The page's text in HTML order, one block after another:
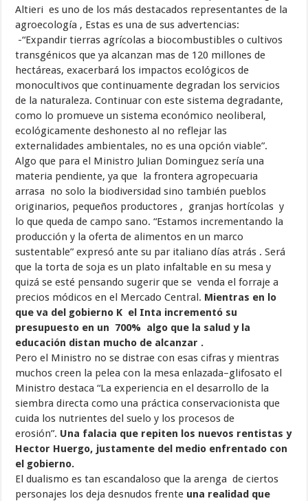
Altieri es uno de los más destacados representantes de la
agroecología , Estas es una de sus advertencias:
-“Expandir tierras agrícolas a biocombustibles o cultivos
transgénicos que ya alcanzan mas de 120 millones de
hectáreas, exacerbará los impactos ecológicos de
monocultivos que continuamente degradan los servicios
de la naturaleza. Continuar con este sistema degradante,
como lo promueve un sistema económico neoliberal,
ecológicamente deshonesto al no reflejar las
externalidades ambientales, no es una opción viable”.
Algo que para el Ministro Julian Dominguez sería una
materia pendiente, ya que la frontera agropecuaria
arrasa no solo la biodiversidad sino también pueblos
originarios, pequeños productores , granjas hortícolas y
lo que queda de campo sano. “Estamos incrementando la
producción y la oferta de alimentos en un marco
sustentable” expresó ante su par italiano días atrás . Será
que la torta de soja es un plato infaltable en su mesa y
quizá se esté pensando sugerir que se venda el forraje a
precios módicos en el Mercado Central. Mientras en lo
que va del gobierno K el Inta incrementó su
presupuesto en un 700% algo que la salud y la
educación distan mucho de alcanzar .
Pero el Ministro no se distrae con esas cifras y mientras
muchos creen la pelea con la mesa enlazada–glifosato el
Ministro destaca “La experiencia en el desarrollo de la
siembra directa como una práctica conservacionista que
cuida los nutrientes del suelo y los procesos de
erosión”. Una falacia que repiten los nuevos rentistas y
Hector Huergo, justamente del medio enfrentado con
el gobierno.
El dualismo es tan escandaloso que la arenga de ciertos
personajes los deja desnudos frente una realidad que